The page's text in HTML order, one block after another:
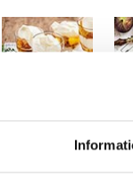
pepparkaka